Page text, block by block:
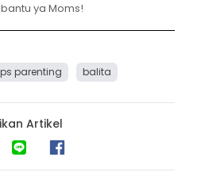
ya Moms!
parenting balita
Artikel